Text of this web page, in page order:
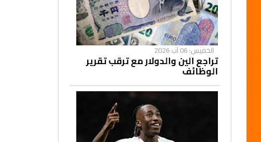
الخميس: 06 آب 2026
تراجع الين والدولار مع ترقب تقرير
الوظائف